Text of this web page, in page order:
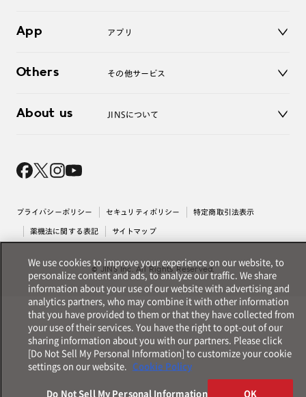
よくあるご質問
お問い合わせ
App アプリ
Others その他サービス
レンズ交換
About us JINSについて
採用情報
プライバシーポリシー セキュリティポリシー 特定商取引法表示
薬機法に関する表記 サイトマップ
© JINS Inc. All Rights Reserved.
We use cookies to improve your experience on our website, to
personalize content and ads, to analyze our traffic. We share
information about your use of our website with advertising and
analytics partners, who may combine it with other information
that you have provided to them or that they have collected from
your use of their services. You have the right to opt-out of our
sharing information about you with our partners. Please click
[Do Not Sell My Personal Information] to customize your cookie
settings on our website. Cookie Policy
Do Not Sell My Personal Information OK